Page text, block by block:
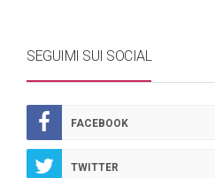
SEGUIMI SUI SOCIAL
FACEBOOK
TWITTER